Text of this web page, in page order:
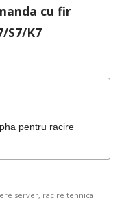
cu fir
S7/K7
pentru racire
server, racire tehnica